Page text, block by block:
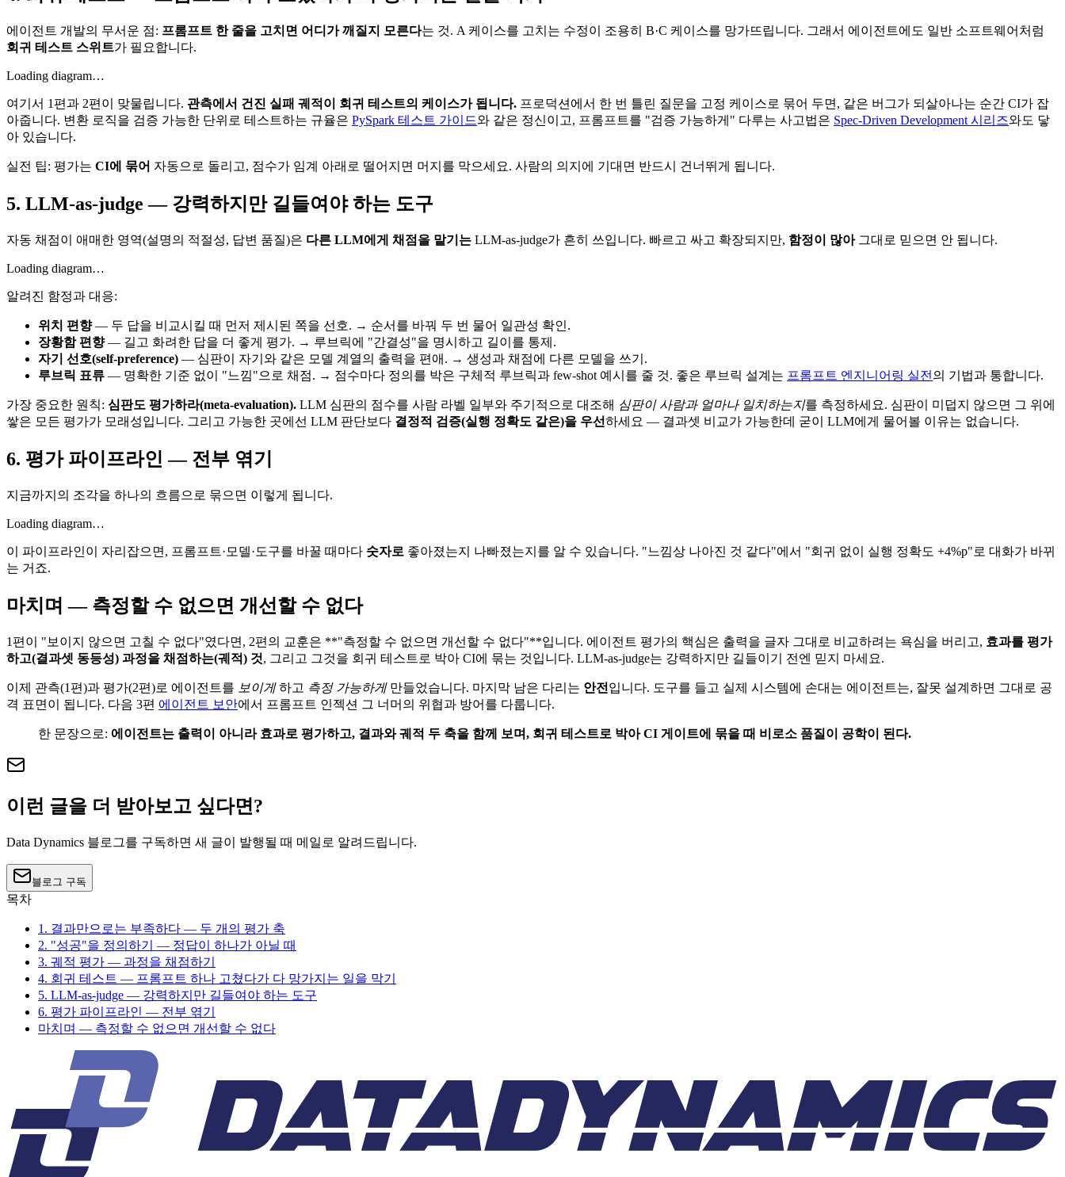
에이전트 개발의 무서운 점: 프롬프트 한 줄을 고치면 어디가 깨질지 모른다는 것. A 케이스를 고치는 수정이 조용히 B·C 케이스를 망가뜨립니다. 그래서 에이전트에도 일반 소프트웨어처럼
회귀 테스트 스위트가 필요합니다.
Loading diagram…
여기서 1편과 2편이 맞물립니다. 관측에서 건진 실패 궤적이 회귀 테스트의 케이스가 됩니다. 프로덕션에서 한 번 틀린 질문을 고정 케이스로 묶어 두면, 같은 버그가 되살아나는 순간 CI가 잡
아줍니다. 변환 로직을 검증 가능한 단위로 테스트하는 규율은 PySpark 테스트 가이드와 같은 정신이고, 프롬프트를 "검증 가능하게" 다루는 사고법은 Spec-Driven Development 시리즈와도 닿
아 있습니다.
실전 팁: 평가는 CI에 묶어 자동으로 돌리고, 점수가 임계 아래로 떨어지면 머지를 막으세요. 사람의 의지에 기대면 반드시 건너뛰게 됩니다.
5. LLM-as-judge — 강력하지만 길들여야 하는 도구
자동 채점이 애매한 영역(설명의 적절성, 답변 품질)은 다른 LLM에게 채점을 맡기는 LLM-as-judge가 흔히 쓰입니다. 빠르고 싸고 확장되지만, 함정이 많아그대로 믿으면 안 됩니다.
Loading diagram…
알려진 함정과 대응:
위치 편향— 두 답을 비교시킬 때 먼저 제시된 쪽을 선호. → 순서를 바꿔 두 번 물어 일관성 확인.
장황함 편향— 길고 화려한 답을 더 좋게 평가. → 루브릭에 "간결성"을 명시하고 길이를 통제.
자기 선호(self-preference) — 심판이 자기와 같은 모델 계열의 출력을 편애. → 생성과 채점에 다른 모델을 쓰기.
루브릭 표류 — 명확한 기준 없이 "느낌"으로 채점. → 점수마다 정의를 박은 구체적 루브릭과 few-shot 예시를 줄 것. 좋은 루브릭 설계는 프롬프트 엔지니어링 실전 의 기법과 통합니다.
가장 중요한 원칙: 심판도 평가하라(meta-evaluation). LLM 심판의 점수를 사람 라벨 일부와 주기적으로 대조해 심판이 사람과 얼마나 일치하는지를 측정하세요. 심판이 미덥지 않으면 그 위에
쌓은 모든 평가가 모래성입니다. 그리고 가능한 곳에선 LLM 판단보다 결정적 검증(실행 정확도 같은)을 우선하세요 — 결과셋 비교가 가능한데 굳이 LLM에게 물어볼 이유는 없습니다.
6. 평가 파이프라인 — 전부 엮기
지금까지의 조각을 하나의 흐름으로 묶으면 이렇게 됩니다.
Loading diagram…
이 파이프라인이 자리잡으면, 프롬프트·모델·도구를 바꿀 때마다 숫자로 좋아졌는지 나빠졌는지를 알 수 있습니다. "느낌상 나아진 것 같다"에서 "회귀 없이 실행 정확도 +4%p"로 대화가 바뀌
는 거죠.
마치며 — 측정할 수 없으면 개선할 수 없다
1편이 "보이지 않으면 고칠 수 없다"였다면, 2편의 교훈은 **"측정할 수 없으면 개선할 수 없다"**입니다. 에이전트 평가의 핵심은 출력을 글자 그대로 비교하려는 욕심을 버리고, 효과를 평가
하고(결과셋 동등성) 과정을 채점하는(궤적) 것, 그리고 그것을 회귀 테스트로 박아 CI에 묶는 것입니다. LLM-as-judge는 강력하지만 길들이기 전엔 믿지 마세요.
이제 관측(1편)과 평가(2편)로 에이전트를 보이게하고 측정 가능하게만들었습니다. 마지막 남은 다리는 안전 입니다. 도구를 들고 실제 시스템에 손대는 에이전트는, 잘못 설계하면 그대로 공
격 표면이 됩니다. 다음 3편 에이전트 보안에서 프롬프트 인젝션 그 너머의 위협과 방어를 다룹니다.
한 문장으로: 에이전트는 출력이 아니라 효과로 평가하고, 결과와 궤적 두 축을 함께 보며, 회귀 테스트로 박아 CI 게이트에 묶을 때 비로소 품질이 공학이 된다.
이런 글을 더 받아보고 싶다면?
Data Dynamics 블로그를 구독하면 새 글이 발행될 때 메일로 알려드립니다.
블로그 구독
목차
1. 결과만으로는 부족하다 — 두 개의 평가 축
2. "성공"을 정의하기 — 정답이 하나가 아닐 때
3. 궤적 평가 — 과정을 채점하기
4. 회귀 테스트 — 프롬프트 하나 고쳤다가 다 망가지는 일을 막기
5. LLM-as-judge — 강력하지만 길들여야 하는 도구
6. 평가 파이프라인 — 전부 엮기
마치며 — 측정할 수 없으면 개선할 수 없다